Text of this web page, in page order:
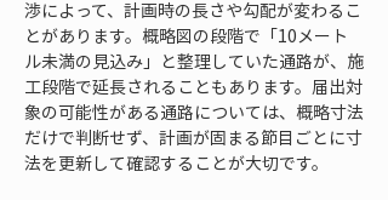
渉によって、計画時の長さや勾配が変わるこ
とがあります。概略図の段階で「10メート
ル未満の見込み」と整理していた通路が、施
工段階で延長されることもあります。届出対
象の可能性がある通路については、概略寸法
だけで判断せず、計画が固まる節目ごとに寸
法を更新して確認することが大切です。